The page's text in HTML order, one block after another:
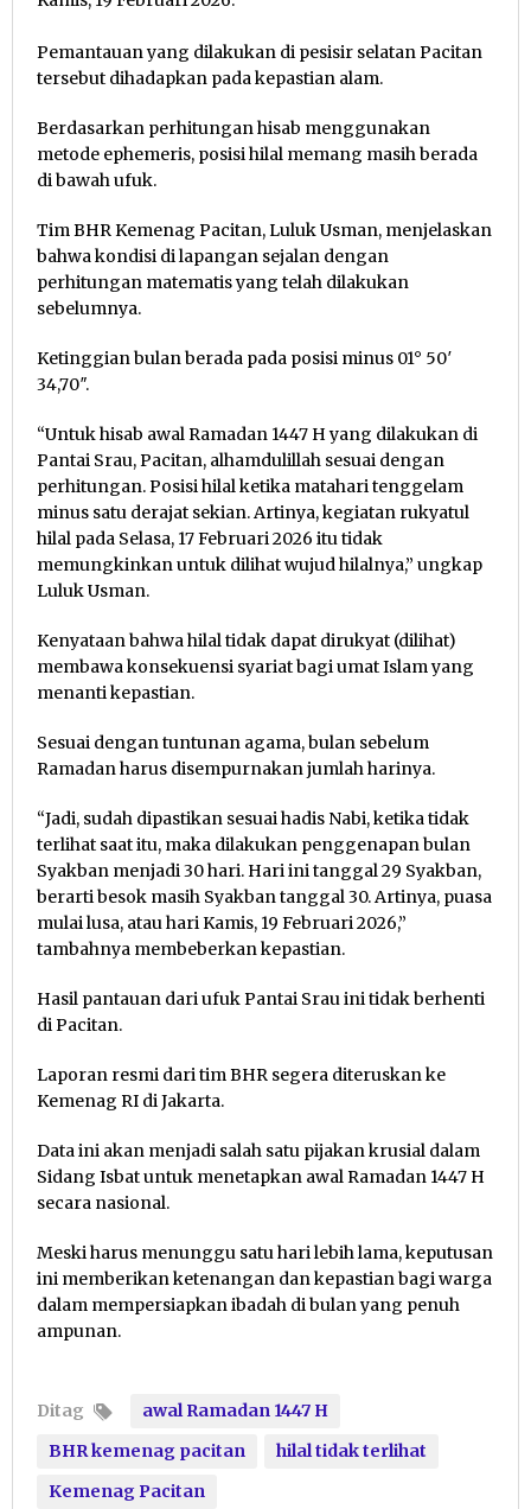
Pemantauan yang dilakukan di pesisir selatan Pacitan
tersebut dihadapkan pada kepastian alam.
Berdasarkan perhitungan hisab menggunakan
metode ephemeris, posisi hilal memang masih berada
di bawah ufuk.
Tim BHR Kemenag Pacitan, Luluk Usman, menjelaskan
bahwa kondisi di lapangan sejalan dengan
perhitungan matematis yang telah dilakukan
sebelumnya.
Ketinggian bulan berada pada posisi minus 01° 50′
34,70″.
“Untuk hisab awal Ramadan 1447 H yang dilakukan di
Pantai Srau, Pacitan, alhamdulillah sesuai dengan
perhitungan. Posisi hilal ketika matahari tenggelam
minus satu derajat sekian. Artinya, kegiatan rukyatul
hilal pada Selasa, 17 Februari 2026 itu tidak
memungkinkan untuk dilihat wujud hilalnya,” ungkap
Luluk Usman.
Kenyataan bahwa hilal tidak dapat dirukyat (dilihat)
membawa konsekuensi syariat bagi umat Islam yang
menanti kepastian.
Sesuai dengan tuntunan agama, bulan sebelum
Ramadan harus disempurnakan jumlah harinya.
“Jadi, sudah dipastikan sesuai hadis Nabi, ketika tidak
terlihat saat itu, maka dilakukan penggenapan bulan
Syakban menjadi 30 hari. Hari ini tanggal 29 Syakban,
berarti besok masih Syakban tanggal 30. Artinya, puasa
mulai lusa, atau hari Kamis, 19 Februari 2026,”
tambahnya membeberkan kepastian.
Hasil pantauan dari ufuk Pantai Srau ini tidak berhenti
di Pacitan.
Laporan resmi dari tim BHR segera diteruskan ke
Kemenag RI di Jakarta.
Data ini akan menjadi salah satu pijakan krusial dalam
Sidang Isbat untuk menetapkan awal Ramadan 1447 H
secara nasional.
Meski harus menunggu satu hari lebih lama, keputusan
ini memberikan ketenangan dan kepastian bagi warga
dalam mempersiapkan ibadah di bulan yang penuh
ampunan.
Ditag
awal Ramadan 1447 H
BHR kemenag pacitan
hilal tidak terlihat
Kemenag Pacitan